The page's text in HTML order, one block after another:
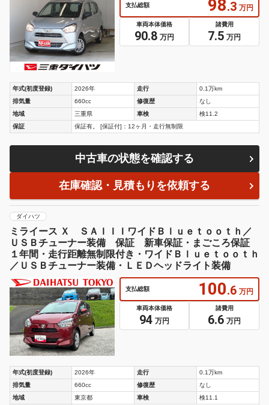
支払総額 98.3 万円
車両本体価格
90.8 万円
諸費用
7.5 万円
年式(初度登録) 2026年 走行
0.1万km
排気量
660cc 修復歴
なし
地域
三重県 車検
検11.2
保証
保証有。 [保証付]：12ヶ月・走行無制限
中古車の状態を確認する
在庫確認・見積もりを依頼する
ダイハツ
ミライース Ｘ ＳＡＩＩＩワイドＢｌｕｅｔｏｏｔｈ／
ＵＳＢチューナー装備 保証 新車保証・まごころ保証
１年間・走行距離無制限付き・ワイドＢｌｕｅｔｏｏｔｈ
／ＵＳＢチューナー装備・ＬＥＤヘッドライト装備
支払総額 100.6 万円
車両本体価格
94 万円
諸費用
6.6 万円
年式(初度登録) 2026年 走行
0.1万km
排気量
660cc 修復歴
なし
地域
東京都 車検 検11.1